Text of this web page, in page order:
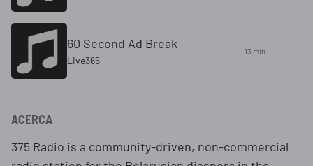
60 Second Ad Break
Live365
13 min
ACERCA
375 Radio is a community-driven, non-commercial